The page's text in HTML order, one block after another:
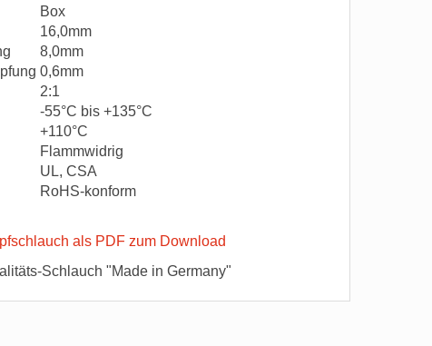
Box
16,0mm
8,0mm
0,6mm
2:1
-55°C bis +135°C
+110°C
Flammwidrig
UL, CSA
RoHS-konform
als PDF zum Download
Schlauch "Made in Germany"